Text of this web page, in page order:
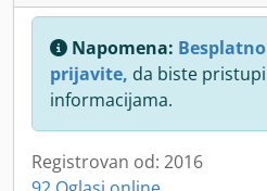
Napomena:
prijavite, da biste
informacijama.
Registrovan od: 2016